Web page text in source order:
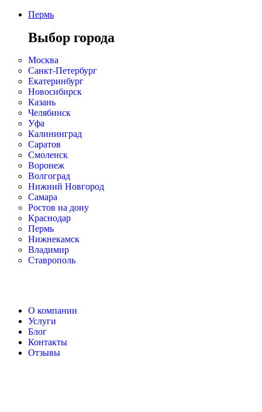
Пермь
Выбор города
Москва
Санкт-Петербург
Екатеринбург
Новосибирск
Казань
Челябинск
Уфа
Калининград
Саратов
Смоленск
Воронеж
Волгоград
Нижний Новгород
Самара
Ростов на дону
Краснодар
Пермь
Нижнекамск
Владимир
Ставрополь
О компании
Услуги
Блог
Контакты
Отзывы